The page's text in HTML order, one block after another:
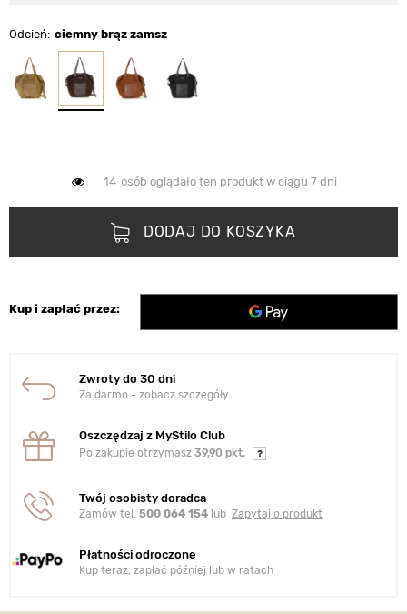
Odcień ciemny brąz zamsz
14 osób oglądało ten produkt w ciągu 7 dni
DODAJ DO KOSZYKA
Kup i zapłać przez:
Zwroty do 30 dni
Za darmo - zobacz szczegóły
Oszczędzaj z MyStilo Club
Po zakupie otrzymasz 39,90 pkt.
Twój osobisty doradca
Zamów tel. 500 064 154 lub Zapytaj o produkt
Płatności odroczone
Kup teraz, zapłać później lub w ratach